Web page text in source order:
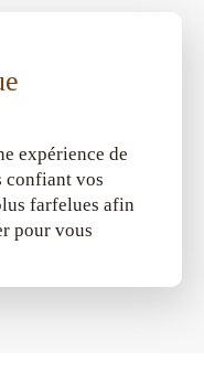
expérience de
confiant vos
farfelues afin
pour vous